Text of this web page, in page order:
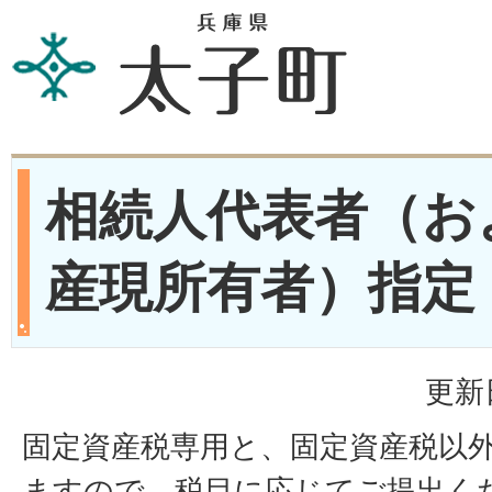
相続人代表者（
産現所有者）指
更
固定資産税専用と、固定資産税以